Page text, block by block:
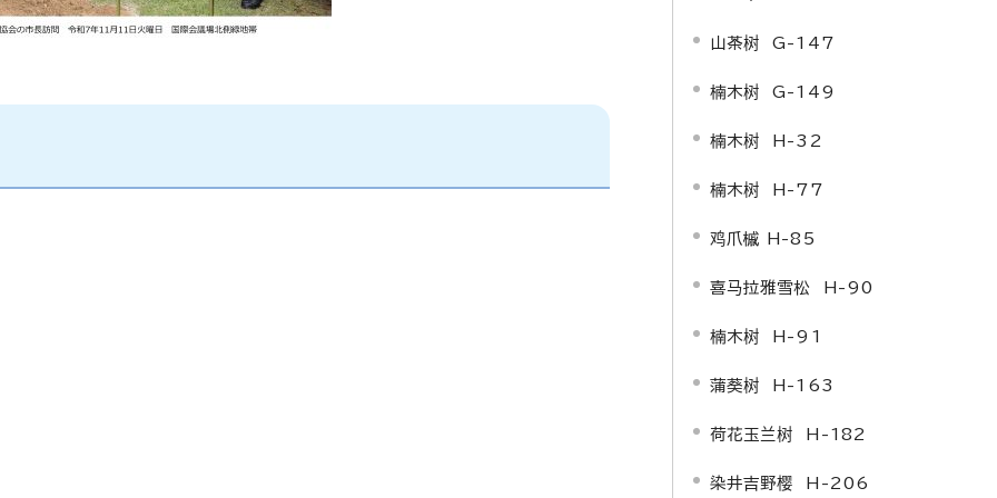
山茶树 G-147
楠木树 G-149
楠木树 H-32
楠木树 H-77
鸡爪槭 H-85
喜马拉雅雪松 H-90
楠木树 H-91
蒲葵树 H-163
荷花玉兰树 H-182
染井吉野樱 H-206